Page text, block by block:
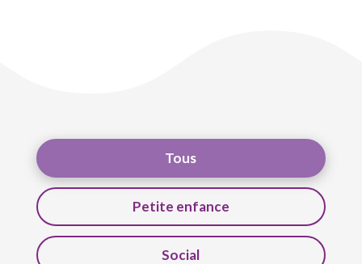
Type de formationTous
Petite enfance
Social